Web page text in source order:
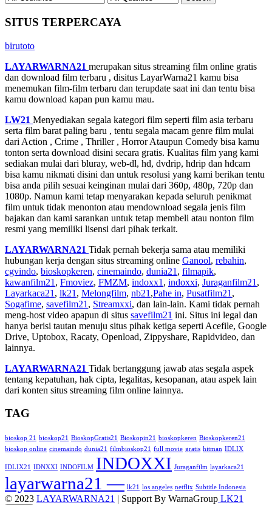
SITUS TERPERCAYA
birutoto
LAYARWARNA21 merupakan situs streaming film online gratis
dan download film terbaru , disitus LayarWarna21 kamu bisa
menemukan film-film terbaru dan terupdate saat ini dan tentu bisa
kamu download kapan pun kamu mau.
LW21 Menyediakan segala kategori film seperti film asia terbaru
serta film barat paling baru , tentu segala macam genre film mulai
dari Action , Crime , Thriller , Horror Ataupun Comedy bisa kamu
tonton serta download disini secara gratis. Kualitas film yang kami
sediakan mulai dari bluray, web-dl, hd, dvdrip, hdrip dan hdcam
bisa kamu nikmati disini dan untuk resolusi yang kami berikan tentu
bisa anda pilih sesuai keinginan mulai dari 360p, 480p, 720p dan
1080p. Namun kami tetap menyarakan kepada seluruh penikmat
film untuk tidak menonton atau mendownload segala jenis film
bajakan dan kami sarankan untuk tetap membeli atau nonton film
resmi yang memiliki lisensi dari pihak terkait.
LAYARWARNA21 Tidak pernah bekerja sama atau memiliki
hubungan kerja dengan situs streaming online Ganool, rebahin,
cgvindo, bioskopkeren, cinemaindo, dunia21 , filmapik,
kawanfilm21 , Fmoviez, FMZM, indoxx1 , indoxxi, Juraganfilm21 ,
Layarkaca21 , lk21 , Melongfilm, nb21 ,Pahe in, Pusatfilm21 ,
Sogafime, savefilm21 , Streamxxi, dan lain-lain. Kami tidak pernah
meng-host video apapun di situs savefilm21 ini. Situs ini legal dan
hanya berisi tautan menuju situs pihak ketiga seperti Acefile, Google
Drive, Uptobox, Racaty, Openload, Zippyshare, Rapidvideo, dan
lainnya.
LAYARWARNA21 Tidak bertanggung jawab atas segala aspek
tentang kepatuhan, hak cipta, legalitas, kesopanan, atau aspek lain
dari konten situs streaming film online lainnya.
TAG
bioskop 21 bioskop21 BioskopGratis21 Bioskopin21 bioskopkeren Bioskopkeren21
bioskop online cinemaindo dunia21 filmbioskop21 full movie gratis hitman IDLIX
IDLIX21 IDNXXI INDOFILM INDOXXI Juraganfilm layarkaca21
layarwarna21 — lk21 los angeles netflix Subtitle Indonesia
© 2023 LAYARWARNA21 | Support By WarnaGroup LK21